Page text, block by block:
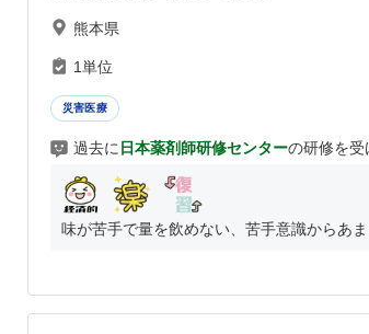
熊本県
1単位
災害医療
過去に 日本薬剤師研修センターの研修を受
味が苦手で量を飲めない、苦手意識からあ